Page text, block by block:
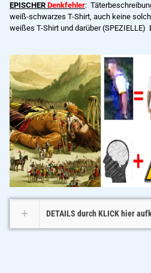
EPISCHER Denkfehler:
weiß-schwarzes T-Shirt, auch keine
weißes T-Shirt und darüber (SPEZIELLE)
DETAILS durch KLICK hier